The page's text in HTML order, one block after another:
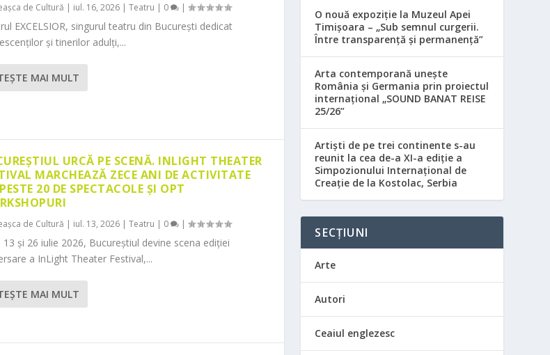
de Cultură | iul. 16, 2026| Teatru | 0 |
EXCELSIOR, singurul teatru din București dedicat
și tinerilor adulți,...
MAI MULT
URCĂ PE SCENĂ. INLIGHT THEATER
MARCHEAZĂ ZECE ANI DE ACTIVITATE
20 DE SPECTACOLE ȘI OPT
de Cultură | iul. 13, 2026| Teatru | 0 |
13 și 26 iulie 2026, Bucureștiul devine scena ediției
a InLight Theater Festival,...
MAI MULT
O nouă expoziție la Muzeul Apei
Timișoara – „Sub semnul curgerii.
Între transparență și permanență”
Arta contemporană unește
România și Germania prin proiectul
internațional „SOUND BANAT REISE
25/26”
Artiști de pe trei continente s-au
reunit la cea de-a XI-a ediție a
Simpozionului Internațional de
Creație de la Kostolac, Serbia
SECȚIUNI
Arte
Autori
Ceaiul englezesc